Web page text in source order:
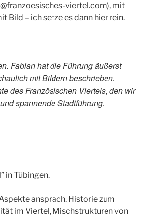
viertel.com), mit
Bild – ich setze es dann hier rein.
Fabian hat die Führung äußerst
mit Bildern beschrieben.
des Französischen Viertels, den wir
spannende Stadtführung.
in Tübingen.
ansprach. Historie zum
im Viertel, Mischstrukturen von